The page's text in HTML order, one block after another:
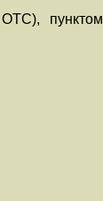
пунктом